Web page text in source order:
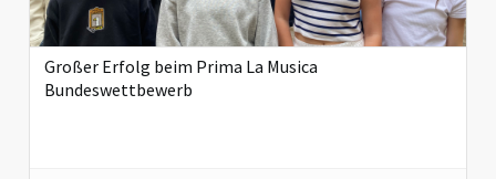
Großer Erfolg beim Prima La Musica
Bundeswettbewerb